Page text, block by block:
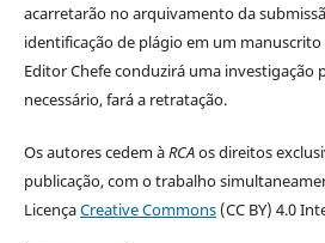
acarretarão no arquivamento da
identificação de plágio em um
Editor Chefe conduzirá uma investigação
necessário, fará a retratação.
Os autores cedem àRCAos direitos
publicação, com o trabalho
LicençaCreative Commons(CC BY) 4.0